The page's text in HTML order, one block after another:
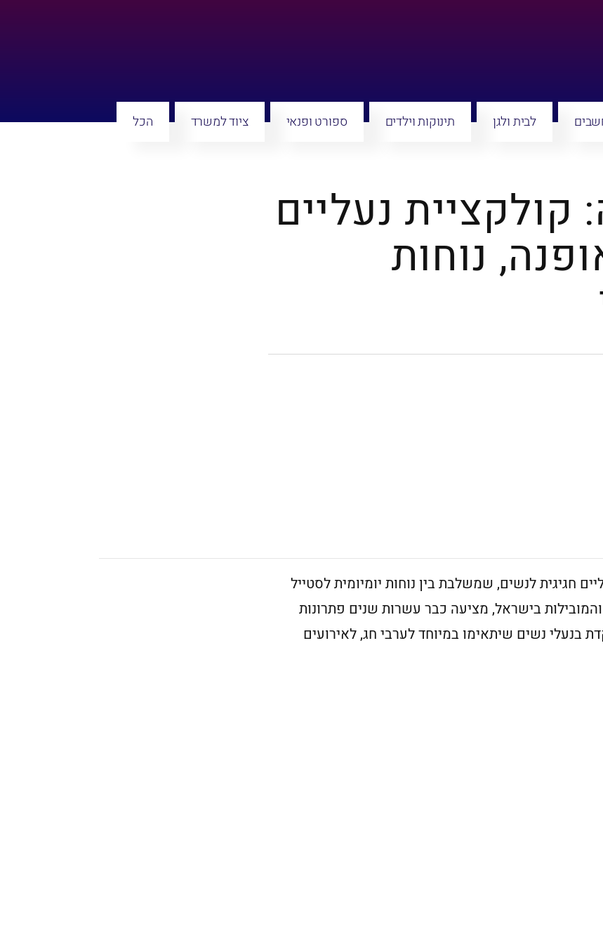
לבית ולגן תינוקות וילדים ספורט ופנאי ציוד למשרד הכל
קולקציית נעליים
נוחות
חגיגית לנשים, שמשלבת בין נוחות יומיומית לסטייל
בישראל, מציעה כבר עשרות שנים פתרונות
נשים שיתאימו במיוחד לערבי חג, לאירועים